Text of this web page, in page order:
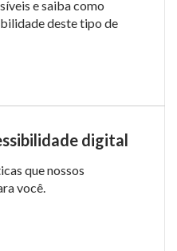
e saiba como
deste tipo de
digital
que nossos
você.